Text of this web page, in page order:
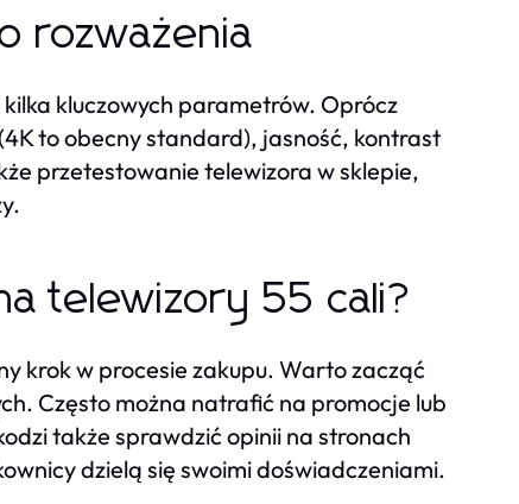
rozważenia
kluczowych parametrów. Oprócz
to obecny standard), jasność, kontrast
przetestowanie telewizora w sklepie,
telewizory 55 cali?
krok w procesie zakupu. Warto zacząć
Często można natrafić na promocje lub
także sprawdzić opinii na stronach
dzielą się swoimi doświadczeniami.